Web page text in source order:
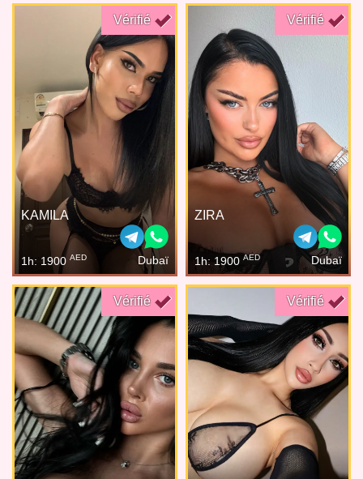
Vérifié
KAMILA
1h: 1900 AED Dubaï
Vérifié
ZIRA
1h: 1900 AED Dubaï
Vérifié Vérifié